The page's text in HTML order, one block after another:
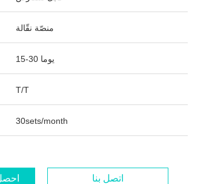
منصّة نقّالة
15-30 يوما
T/T
30sets/month
اتصل بنا